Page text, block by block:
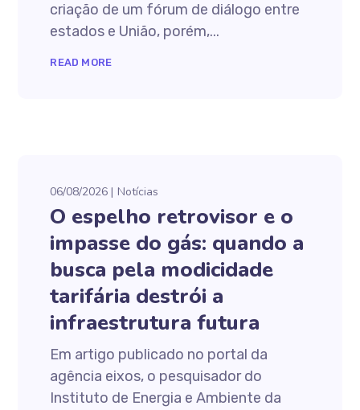
criação de um fórum de diálogo entre
estados e União, porém,...
READ MORE
06/08/2026 Notícias
O espelho retrovisor e o
impasse do gás: quando a
busca pela modicidade
tarifária destrói a
infraestrutura futura
Em artigo publicado no portal da
agência eixos, o pesquisador do
Instituto de Energia e Ambiente da